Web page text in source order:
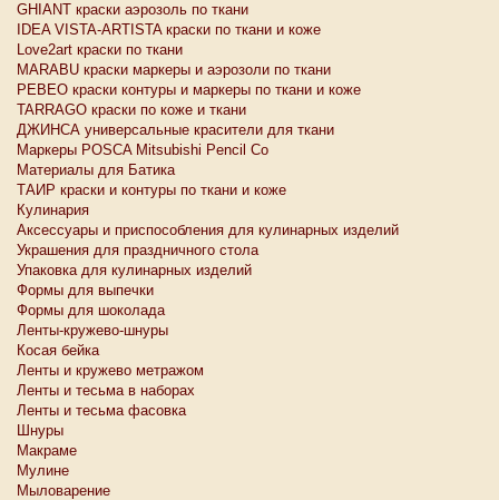
GHIANT краски аэрозоль по ткани
IDEA VISTA-ARTISTA краски по ткани и коже
Love2art краски по ткани
MARABU краски маркеры и аэрозоли по ткани
PEBEO краски контуры и маркеры по ткани и коже
TARRAGO краски по коже и ткани
ДЖИНСА универсальные красители для ткани
Маркеры POSCA Mitsubishi Pencil Co
Материалы для Батика
ТАИР краски и контуры по ткани и коже
Кулинария
Аксессуары и приспособления для кулинарных изделий
Украшения для праздничного стола
Упаковка для кулинарных изделий
Формы для выпечки
Формы для шоколада
Ленты-кружево-шнуры
Косая бейка
Ленты и кружево метражом
Ленты и тесьма в наборах
Ленты и тесьма фасовка
Шнуры
Макраме
Мулине
Мыловарение